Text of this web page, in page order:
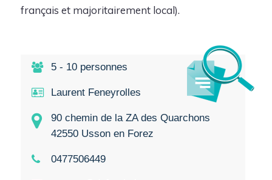
français et majoritairement local).
5 - 10 personnes
Laurent Feneyrolles
90 chemin de la ZA des Quarchons
42550 Usson en Forez
0477506449